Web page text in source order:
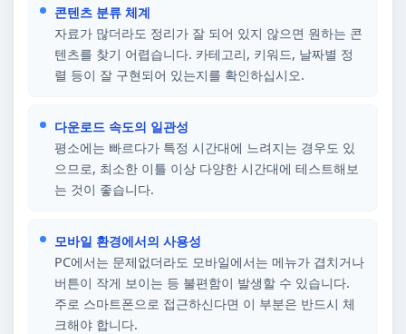
콘텐츠 분류 체계
자료가 많더라도 정리가 잘 되어 있지 않으면 원하는 콘
텐츠를 찾기 어렵습니다. 카테고리, 키워드, 날짜별 정
렬 등이 잘 구현되어 있는지를 확인하십시오.
다운로드 속도의 일관성
평소에는 빠르다가 특정 시간대에 느려지는 경우도 있
으므로, 최소한 이틀 이상 다양한 시간대에 테스트해보
는 것이 좋습니다.
모바일 환경에서의 사용성
PC에서는 문제없더라도 모바일에서는 메뉴가 겹치거나
버튼이 작게 보이는 등 불편함이 발생할 수 있습니다.
주로 스마트폰으로 접근하신다면 이 부분은 반드시 체
크해야 합니다.